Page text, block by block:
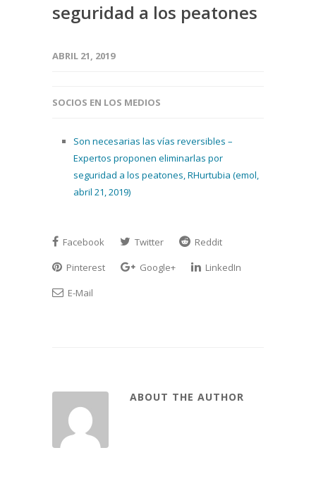
seguridad a los peatones
ABRIL 21, 2019
SOCIOS EN LOS MEDIOS
Son necesarias las vías reversibles –
Expertos proponen eliminarlas por
seguridad a los peatones, RHurtubia (emol,
abril 21, 2019)
Facebook Twitter
Reddit
Pinterest
Google+
LinkedIn
E-Mail
ABOUT THE AUTHOR